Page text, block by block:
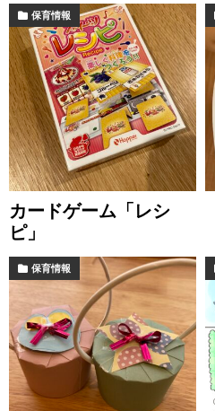
保育情報
カードゲーム「レシ
ピ」
保育情報